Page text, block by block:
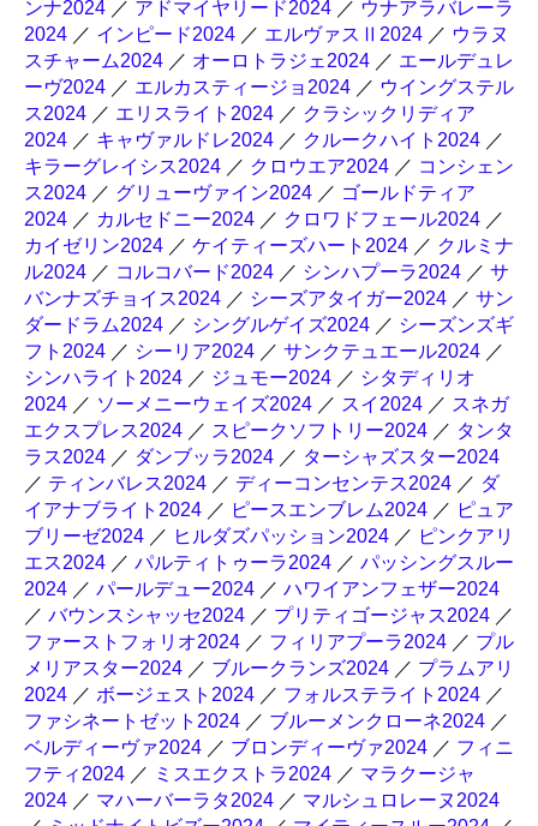
ンナ2024 ／ アドマイヤリード2024 ／ ウナアラバレーラ
2024 ／ インピード2024 ／ エルヴァスⅡ2024 ／ ウラヌ
スチャーム2024 ／ オーロトラジェ2024 ／ エールデュレ
ーヴ2024 ／ エルカスティージョ2024 ／ ウイングステル
ス2024 ／ エリスライト2024 ／ クラシックリディア
2024 ／ キャヴァルドレ2024 ／ クルークハイト2024 ／
キラーグレイシス2024 ／ クロウエア2024 ／ コンシェン
ス2024 ／ グリューヴァイン2024 ／ ゴールドティア
2024 ／ カルセドニー2024 ／ クロワドフェール2024 ／
カイゼリン2024 ／ ケイティーズハート2024 ／ クルミナ
ル2024 ／ コルコバード2024 ／ シンハプーラ2024 ／ サ
バンナズチョイス2024 ／ シーズアタイガー2024 ／ サン
ダードラム2024 ／ シングルゲイズ2024 ／ シーズンズギ
フト2024 ／ シーリア2024 ／ サンクテュエール2024 ／
シンハライト2024 ／ ジュモー2024 ／ シタディリオ
2024 ／ ソーメニーウェイズ2024 ／ スイ2024 ／ スネガ
エクスプレス2024 ／ スピークソフトリー2024 ／ タンタ
ラス2024 ／ ダンブッラ2024 ／ ターシャズスター2024
／ ティンバレス2024 ／ ディーコンセンテス2024 ／ ダ
イアナブライト2024 ／ ピースエンブレム2024 ／ ピュア
ブリーゼ2024 ／ ヒルダズパッション2024 ／ ピンクアリ
エス2024 ／ パルティトゥーラ2024 ／ パッシングスルー
2024 ／ パールデュー2024 ／ ハワイアンフェザー2024
／ バウンスシャッセ2024 ／ プリティゴージャス2024 ／
ファーストフォリオ2024 ／ フィリアプーラ2024 ／ プル
メリアスター2024 ／ ブルークランズ2024 ／ プラムアリ
2024 ／ ボージェスト2024 ／ フォルステライト2024 ／
ファシネートゼット2024 ／ ブルーメンクローネ2024 ／
ベルディーヴァ2024 ／ ブロンディーヴァ2024 ／ フィニ
フティ2024 ／ ミスエクストラ2024 ／ マラクージャ
2024 ／ マハーバーラタ2024 ／ マルシュロレーヌ2024